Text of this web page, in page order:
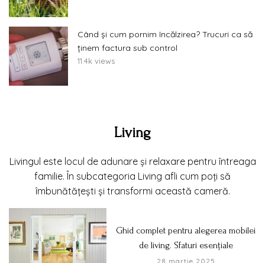
Când și cum pornim încălzirea? Trucuri ca să
ținem factura sub control
11.4k views
Living
Livingul este locul de adunare și relaxare pentru întreaga
familie. În subcategoria Living afli cum poți să
îmbunătățești și transformi această cameră.
Ghid complet pentru alegerea mobilei
de living. Sfaturi esențiale
28 martie 2025